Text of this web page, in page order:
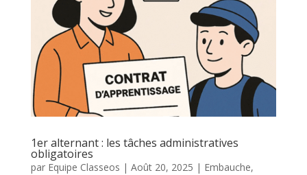
1er alternant : les tâches administratives
obligatoires
par Equipe Classeos | Août 20, 2025 | Embauche,